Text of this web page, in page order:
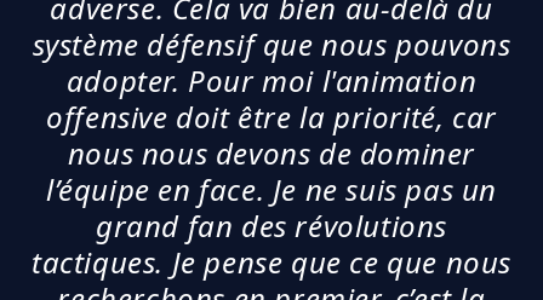
adverse. Cela va bien au-delà du
système défensif que nous pouvons
adopter. Pour moi l'animation
offensive doit être la priorité, car
nous nous devons de dominer
l’équipe en face. Je ne suis pas un
grand fan des révolutions
tactiques. Je pense que ce que nous